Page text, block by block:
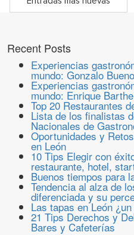
Recent Posts
Experiencias
mundo: Gonzalo
Experiencias
mundo: Enrique
Top 20 Restaurantes
Lista de los finalistas
Nacionales de
Oportunidades y
en León
10 Tips Elegir con
restaurante, hotel,
Buenos tiempos para
Tendencia al alza de
diferenciada y su
Las tapas en León
21 Tips Derechos y
Bares y Cafeterías